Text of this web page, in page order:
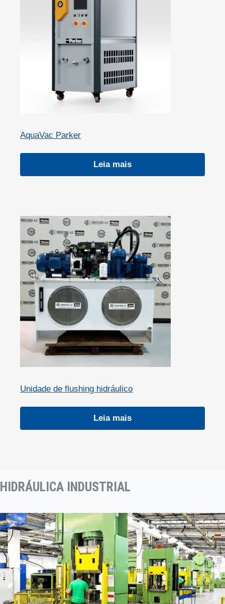
AquaVac Parker
Leia mais
Unidade de flushing hidráulico
Leia mais
HIDRÁULICA INDUSTRIAL